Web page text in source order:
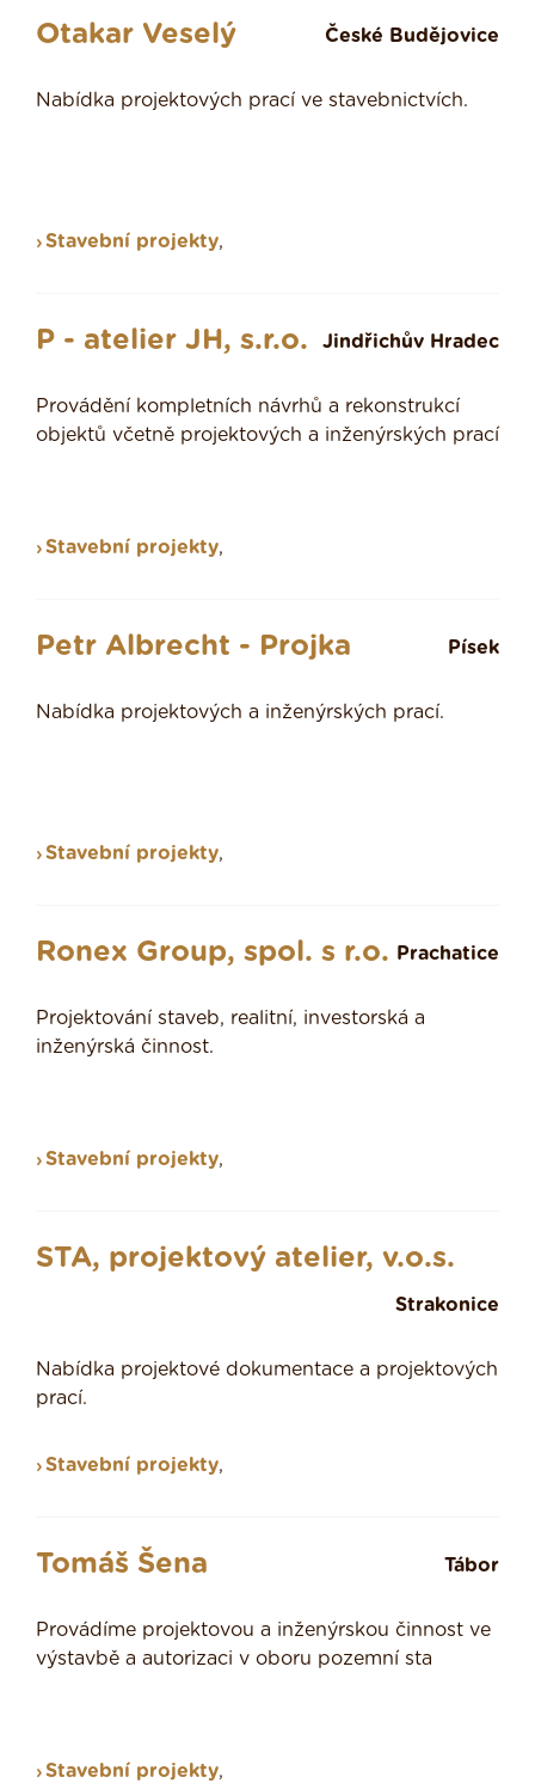
Otakar Veselý České Budějovice
Nabídka projektových prací ve stavebnictvích.
Stavební projekty,
P - atelier JH, s.r.o. Jindřichův Hradec
Provádění kompletních návrhů a rekonstrukcí
objektů včetně projektových a inženýrských prací
Stavební projekty,
Petr Albrecht - Projka Písek
Nabídka projektových a inženýrských prací.
Stavební projekty,
Ronex Group, spol. s r.o. Prachatice
Projektování staveb, realitní, investorská a
inženýrská činnost.
Stavební projekty,
STA, projektový atelier, v.o.s.
Strakonice
Nabídka projektové dokumentace a projektových
prací.
Stavební projekty,
Tomáš Šena Tábor
Provádíme projektovou a inženýrskou činnost ve
výstavbě a autorizaci v oboru pozemní sta
Stavební projekty,